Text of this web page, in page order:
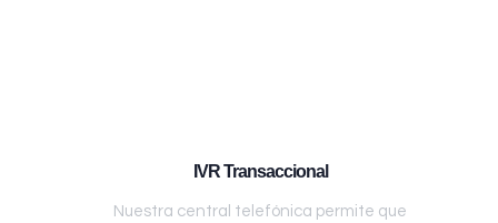
IVR Transaccional
Nuestra central telefónica permite que